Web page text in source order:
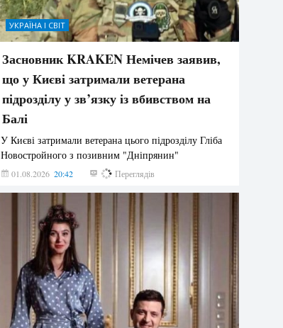
УКРАЇНА І СВІТ
Засновник KRAKEN Немічев заявив,
що у Києві затримали ветерана
підрозділу у зв’язку із вбивством на
Балі
У Києві затримали ветерана цього підрозділу Гліба
Новостройного з позивним "Дніпрянин"
01.08.2026 20:42 166 Переглядів